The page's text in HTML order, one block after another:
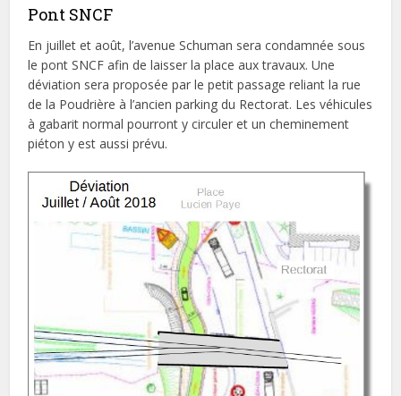
Pont SNCF
En juillet et août, l’avenue Schuman sera condamnée sous
le pont SNCF afin de laisser la place aux travaux. Une
déviation sera proposée par le petit passage reliant la rue
de la Poudrière à l’ancien parking du Rectorat. Les véhicules
à gabarit normal pourront y circuler et un cheminement
piéton y est aussi prévu.